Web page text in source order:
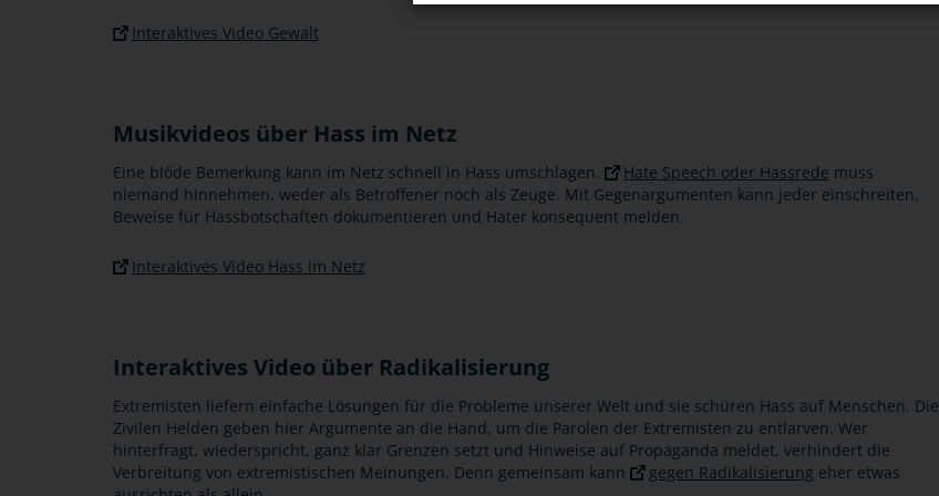
Interaktives Video Gewalt
Musikvideos über Hass im Netz
Eine blöde Bemerkung kann im Netz schnell in Hass umschlagen. Hate Speech oder Hassrede muss
niemand hinnehmen, weder als Betroffener noch als Zeuge. Mit Gegenargumenten kann jeder einschreiten,
Beweise für Hassbotschaften dokumentieren und Hater konsequent melden.
Interaktives Video Hass im Netz
Interaktives Video über Radikalisierung
Extremisten liefern einfache Lösungen für die Probleme unserer Welt und sie schüren Hass auf Menschen. Die
Zivilen Helden geben hier Argumente an die Hand, um die Parolen der Extremisten zu entlarven. Wer
hinterfragt, wiederspricht, ganz klar Grenzen setzt und Hinweise auf Propaganda meldet, verhindert die
Verbreitung von extremistischen Meinungen. Denn gemeinsam kann
gegen Radikalisierung eher etwas